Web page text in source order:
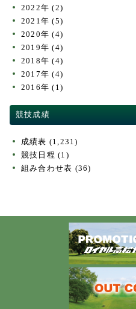
2022年 (2)
2021年 (5)
2020年 (4)
2019年 (4)
2018年 (4)
2017年 (4)
2016年 (1)
競技成績
成績表 (1,231)
競技日程 (1)
組み合わせ表 (36)